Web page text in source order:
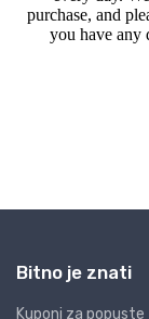
Bitno je znati
Kuponi za popuste